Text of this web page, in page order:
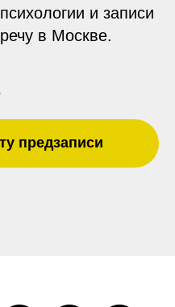
и записи
в Москве.
предзаписи